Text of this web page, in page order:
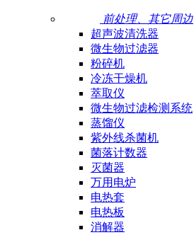
前处理、其它周边
超声波清洗器
微生物过滤器
粉碎机
冷冻干燥机
萃取仪
微生物过滤检测系统
蒸馏仪
紫外线杀菌机
菌落计数器
灭菌器
万用电炉
电热套
电热板
消解器